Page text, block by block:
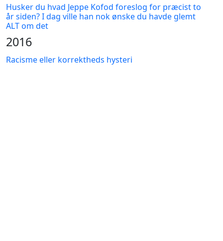
Husker du hvad Jeppe Kofod foreslog for præcist to
år siden? I dag ville han nok ønske du havde glemt
ALT om det
2016
Racisme eller korrektheds hysteri